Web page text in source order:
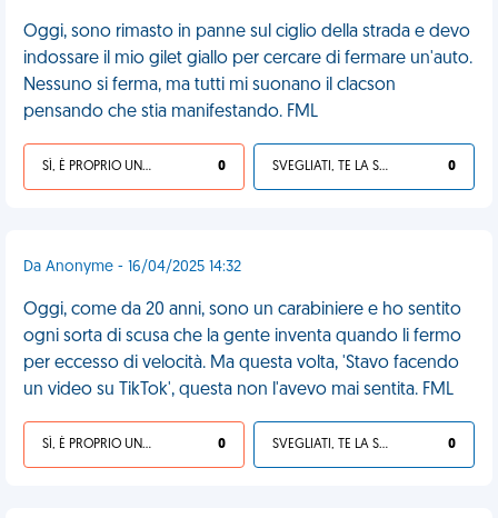
Oggi, sono rimasto in panne sul ciglio della strada e devo
indossare il mio gilet giallo per cercare di fermare un'auto.
Nessuno si ferma, ma tutti mi suonano il clacson
pensando che stia manifestando. FML
SÌ, È PROPRIO UNA VDM! 0 SVEGLIATI, TE LA SEI CERCATA! 0
Da Anonyme - 16/04/2025 14:32
Oggi, come da 20 anni, sono un carabiniere e ho sentito
ogni sorta di scusa che la gente inventa quando li fermo
per eccesso di velocità. Ma questa volta, 'Stavo facendo
un video su TikTok', questa non l'avevo mai sentita. FML
SÌ, È PROPRIO UNA VDM! 0 SVEGLIATI, TE LA SEI CERCATA! 0